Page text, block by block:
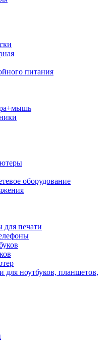
питания
оборудование
для печати
для ноутбуков, планшетов,